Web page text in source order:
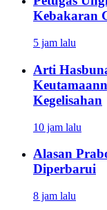
Kebakaran
5 jam lalu
Arti
Kegelisahan
10 jam lalu
Alasan
Diperbarui
8 jam lalu